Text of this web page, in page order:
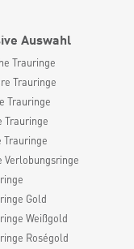
Auswahl
Trauringe
Trauringe
Trauringe
Trauringe
Trauringe
Verlobungsringe
Gold
Weißgold
Roségold